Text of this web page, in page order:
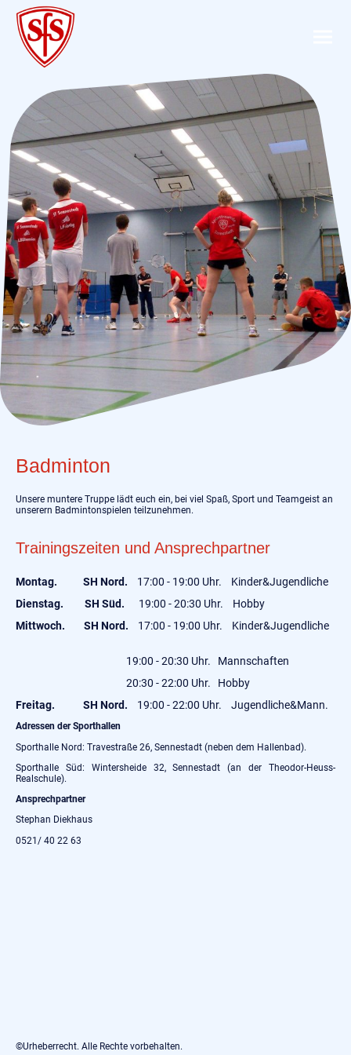
Badminton
Unsere muntere Truppe lädt euch ein, bei viel Spaß, Sport und Teamgeist an
unserern Badmintonspielen teilzunehmen.
Trainingszeiten und Ansprechpartner
Montag. SH Nord. 17:00 - 19:00 Uhr. Kinder&Jugendliche
Dienstag. SH Süd. 19:00 - 20:30 Uhr. Hobby
Mittwoch. SH Nord. 17:00 - 19:00 Uhr. Kinder&Jugendliche
19:00 - 20:30 Uhr. Mannschaften
20:30 - 22:00 Uhr. Hobby
Freitag. SH Nord. 19:00 - 22:00 Uhr. Jugendliche&Mann.
Adressen der Sporthallen
Sporthalle Nord: Travestraße 26, Sennestadt (neben dem Hallenbad).
Sporthalle Süd: Wintersheide 32, Sennestadt (an der Theodor-Heuss-
Realschule).
Ansprechpartner
Stephan Diekhaus
0521/ 40 22 63
©Urheberrecht. Alle Rechte vorbehalten.